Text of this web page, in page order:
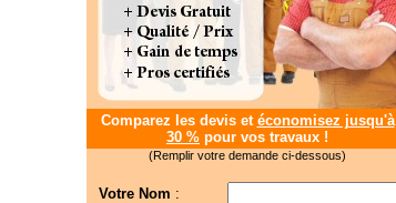
Comparez les devis et économisez jusqu'à
30 % pour vos travaux !
(Remplir votre demande ci-dessous)
Votre Nom :